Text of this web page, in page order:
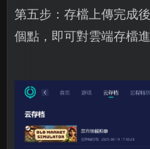
第五步：存檔上傳完成
個點，即可對雲端存檔進